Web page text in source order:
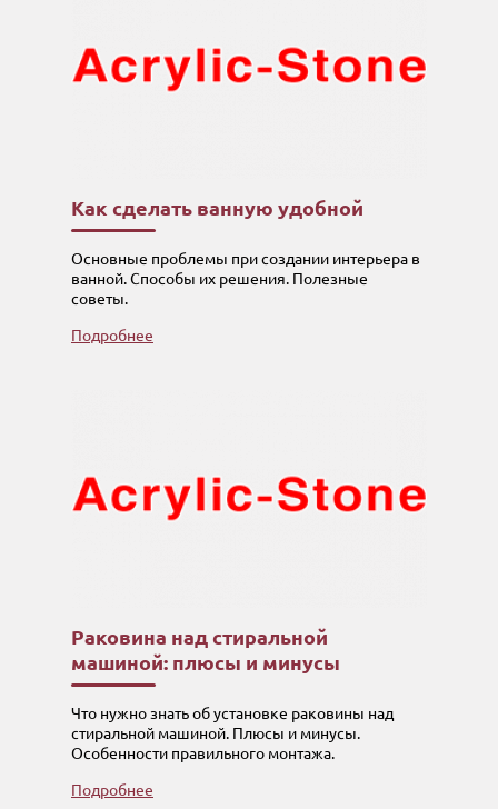
Как сделать ванную удобной
Основные проблемы при создании интерьера в
ванной. Способы их решения. Полезные
советы.
Подробнее
Раковина над стиральной
машиной: плюсы и минусы
Что нужно знать об установке раковины над
стиральной машиной. Плюсы и минусы.
Особенности правильного монтажа.
Подробнее